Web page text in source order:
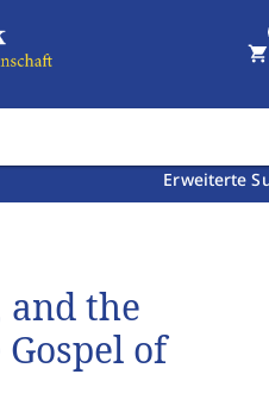
Erweiterte
shopping_cart
and the
of